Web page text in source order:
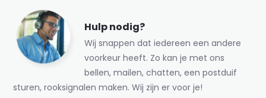
Hulp nodig?
Wij snappen dat iedereen een andere
voorkeur heeft. Zo kan je met ons
bellen, mailen, chatten, een postduif
sturen, rooksignalen maken. Wij zijn er voor je!